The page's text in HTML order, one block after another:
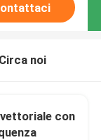
Circa noi
con